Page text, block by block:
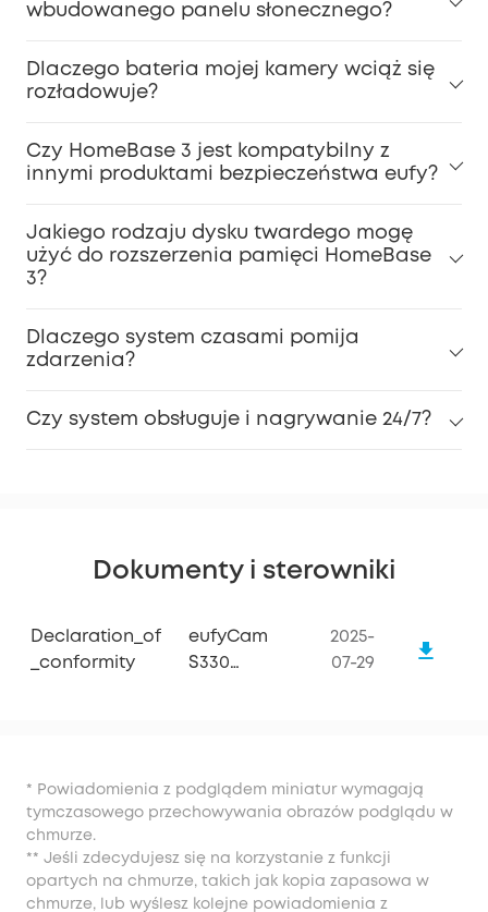
wbudowanego panelu słonecznego?
Dlaczego bateria mojej kamery wciąż się
rozładowuje?
Czy HomeBase 3 jest kompatybilny z
innymi produktami bezpieczeństwa eufy?
Jakiego rodzaju dysku twardego mogę
użyć do rozszerzenia pamięci HomeBase
3?
Dlaczego system czasami pomija
zdarzenia?
Czy system obsługuje i nagrywanie 24/7?
Dokumenty i sterowniki
Declaration_of
_conformity
eufyCam
S330
2025-
07-29
* Powiadomienia z podglądem miniatur wymagają
tymczasowego przechowywania obrazów podglądu w
chmurze.
** Jeśli zdecydujesz się na korzystanie z funkcji
opartych na chmurze, takich jak kopia zapasowa w
chmurze, lub wyślesz kolejne powiadomienia z